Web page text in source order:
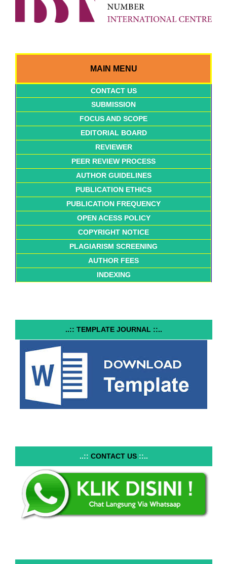
MAIN MENU
CONTACT US
SUBMISSION
FOCUS AND SCOPE
EDITORIAL BOARD
REVIEWER
PEER REVIEW PROCESS
AUTHOR GUIDELINES
PUBLICATION ETHICS
PUBLICATION FREQUENCY
OPEN ACESS POLICY
COPYRIGHT NOTICE
PLAGIARISM SCREENING
AUTHOR FEES
INDEXING
..:: TEMPLATE JOURNAL ::..
..:: CONTACT US ::..